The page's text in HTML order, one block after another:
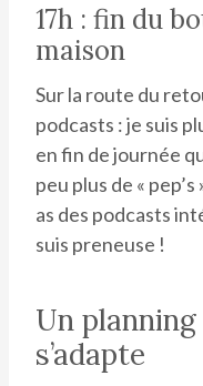
17h : fin du
maison
Sur la route du
podcasts : je suis
en fin de journée
peu plus de «
as des podcasts
suis preneuse !
Un
s’adapte